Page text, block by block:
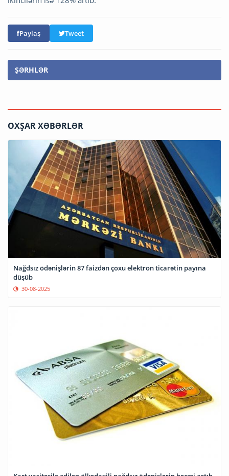
Paylaş Tweet
ŞƏRHLƏR
OXŞAR XƏBƏRLƏR
Nağdsız ödənişlərin 87 faizdən çoxu elektron ticarətin payına
düşüb
30-08-2025